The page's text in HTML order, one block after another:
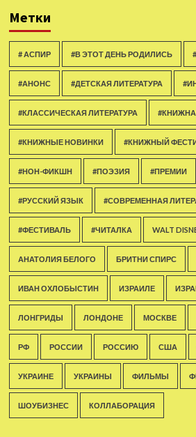
Метки
# АСПИР #В ЭТОТ ДЕНЬ РОДИЛИСЬ
#АНОНС #ДЕТСКАЯ ЛИТЕРАТУРА
#КЛАССИЧЕСКАЯ ЛИТЕРАТУРА
#КНИЖНЫЕ НОВИНКИ #КНИЖНЫЙ
#НОН-ФИКШН #ПОЭЗИЯ #ПРЕМИИ
#РУССКИЙ ЯЗЫК #СОВРЕМЕННАЯ
#ФЕСТИВАЛЬ #ЧИТАЛКА WALT
АНАТОЛИЯ БЕЛОГО БРИТНИ СПИРС
ИВАН ОХЛОБЫСТИН ИЗРАИЛЕ
ЛОНГРИДЫ ЛОНДОНЕ МОСКВЕ
РФ РОССИИ РОССИЮ США
УКРАИНЕ УКРАИНЫ ФИЛЬМЫ
ШОУБИЗНЕС КОЛЛАБОРАЦИЯ